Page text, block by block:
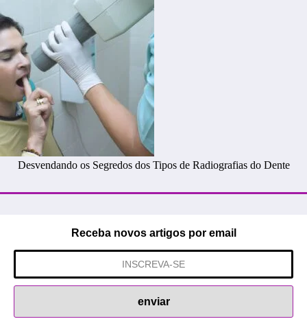
Desvendando os Segredos dos Tipos de Radiografias do Dente
Receba novos artigos por email